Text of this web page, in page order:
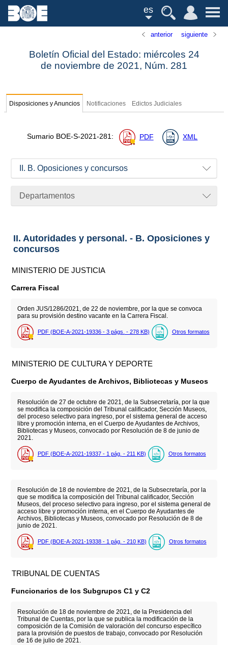
es
anterior siguiente
Boletín Oficial del Estado: miércoles 24
de noviembre de 2021, Núm. 281
Disposiciones y Anuncios Notificaciones Edictos Judiciales
Sumario BOE-S-2021-281: PDF XML
II. B. Oposiciones y concursos
Departamentos
II. Autoridades y personal. - B. Oposiciones y
concursos
MINISTERIO DE JUSTICIA
Carrera Fiscal
Orden JUS/1286/2021, de 22 de noviembre, por la que se convoca
para su provisión destino vacante en la Carrera Fiscal.
PDF (BOE-A-2021-19336 - 3 págs. - 278 KB) Otros formatos
MINISTERIO DE CULTURA Y DEPORTE
Cuerpo de Ayudantes de Archivos, Bibliotecas y Museos
Resolución de 27 de octubre de 2021, de la Subsecretaría, por la que
se modifica la composición del Tribunal calificador, Sección Museos,
del proceso selectivo para ingreso, por el sistema general de acceso
libre y promoción interna, en el Cuerpo de Ayudantes de Archivos,
Bibliotecas y Museos, convocado por Resolución de 8 de junio de
2021.
PDF (BOE-A-2021-19337 - 1 pág. - 211 KB) Otros formatos
Resolución de 18 de noviembre de 2021, de la Subsecretaría, por la
que se modifica la composición del Tribunal calificador, Sección
Museos, del proceso selectivo para ingreso, por el sistema general de
acceso libre y promoción interna, en el Cuerpo de Ayudantes de
Archivos, Bibliotecas y Museos, convocado por Resolución de 8 de
junio de 2021.
PDF (BOE-A-2021-19338 - 1 pág. - 210 KB) Otros formatos
TRIBUNAL DE CUENTAS
Funcionarios de los Subgrupos C1 y C2
Resolución de 18 de noviembre de 2021, de la Presidencia del
Tribunal de Cuentas, por la que se publica la modificación de la
composición de la Comisión de valoración del concurso específico
para la provisión de puestos de trabajo, convocado por Resolución
de 16 de julio de 2021.